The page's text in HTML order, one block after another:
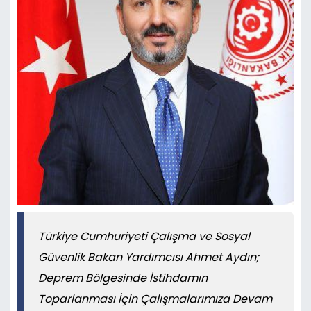
Türkiye Cumhuriyeti Çalışma ve Sosyal
Güvenlik Bakan Yardımcısı Ahmet Aydın;
Deprem Bölgesinde İstihdamın
Toparlanması İçin Çalışmalarımıza Devam